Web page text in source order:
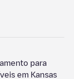
para
em Kansas